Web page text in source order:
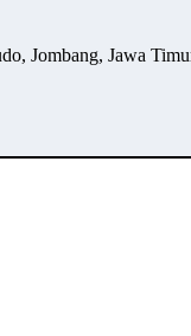
Jombang, Jawa